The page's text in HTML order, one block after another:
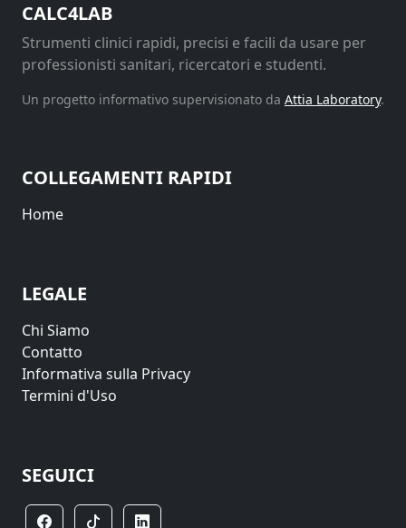
CALC4LAB
Strumenti clinici rapidi, precisi e facili da usare per
professionisti sanitari, ricercatori e studenti.
Un progetto informativo supervisionato da Attia Laboratory.
COLLEGAMENTI RAPIDI
Home
LEGALE
Chi Siamo
Contatto
Informativa sulla Privacy
Termini d'Uso
SEGUICI